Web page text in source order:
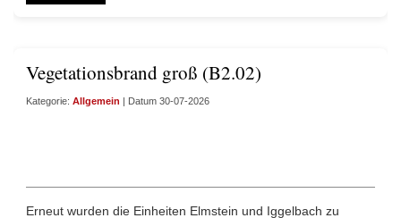
Vegetationsbrand groß (B2.02)
Kategorie: Allgemein | Datum 30-07-2026
Erneut wurden die Einheiten Elmstein und Iggelbach zu